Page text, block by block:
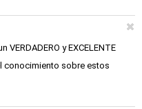
y EXCELENTE
conocimiento sobre estos